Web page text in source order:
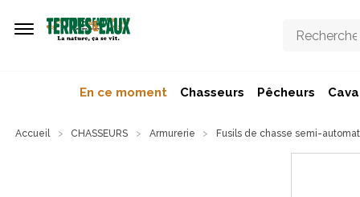
En ce moment Chasseurs Pêcheurs
Accueil CHASSEURS Armurerie Fusils de chasse semi-